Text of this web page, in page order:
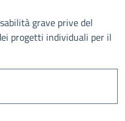
grave prive del
progetti individuali per il